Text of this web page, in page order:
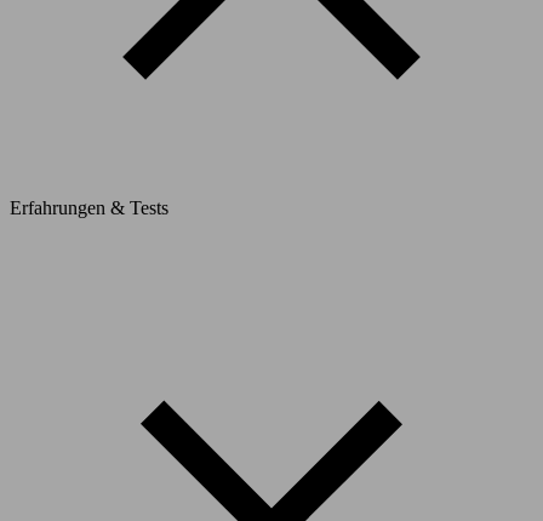
Erfahrungen & Tests